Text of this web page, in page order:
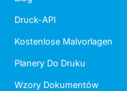
Druck-API
Kostenlose Malvorlagen
Planery Do Druku
Wzory Dokumentów